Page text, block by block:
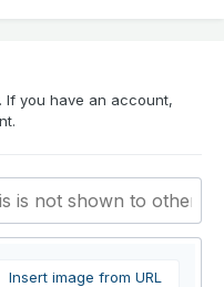
If you have an account,
Insert image from URL